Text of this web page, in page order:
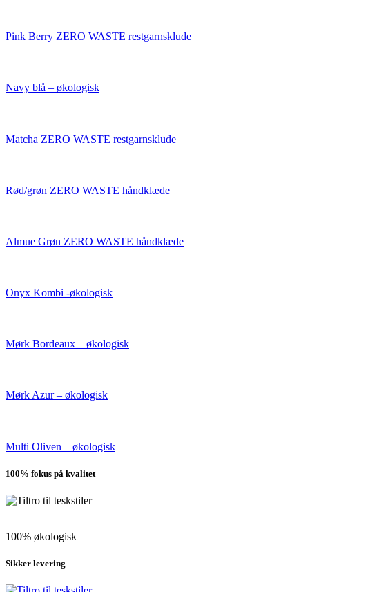
Pink Berry ZERO WASTE restgarnsklude
Navy blå – økologisk
Matcha ZERO WASTE restgarnsklude
Rød/grøn ZERO WASTE håndklæde
Almue Grøn ZERO WASTE håndklæde
Onyx Kombi -økologisk
Mørk Bordeaux – økologisk
Mørk Azur – økologisk
Multi Oliven – økologisk
100% fokus på kvalitet
100% økologisk
Sikker levering